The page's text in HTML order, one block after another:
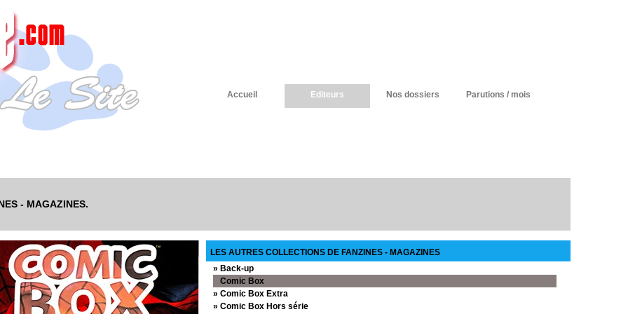
Accueil Editeurs Nos dossiers Parutions / mois
- MAGAZINES.
LES AUTRES COLLECTIONS DE FANZINES - MAGAZINES
» Back-up
Comic Box
» Comic Box Extra
» Comic Box Hors série